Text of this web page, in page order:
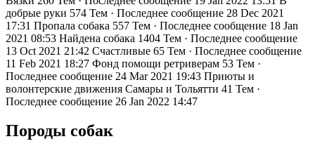
добрые руки 574 Тем · Последнее сообщение 28 Dec 2021
17:31 Пропала собака 557 Тем · Последнее сообщение 18 Jan
2021 08:53 Найдена собака 1404 Тем · Последнее сообщение
13 Oct 2021 21:42 Счастливые 65 Тем · Последнее сообщение
11 Feb 2021 18:27 Фонд помощи ретриверам 53 Тем ·
Последнее сообщение 24 Mar 2021 19:43 Приюты и
волонтерские движения Самары и Тольятти 41 Тем ·
Последнее сообщение 26 Jan 2022 14:47
Породы собак